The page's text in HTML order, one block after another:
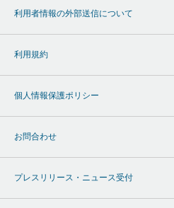
利用者情報の外部送信について
利用規約
個人情報保護ポリシー
お問合わせ
プレスリリース・ニュース受付